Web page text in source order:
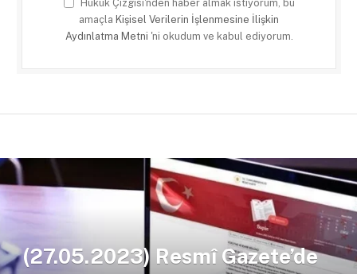
Hukuk Çizgisi'nden haber almak istiyorum, bu
amaçla Kişisel Verilerin İşlenmesine İlişkin
Aydınlatma Metni 'ni okudum ve kabul ediyorum.
(27.05.2023) Resmî Gazete’de